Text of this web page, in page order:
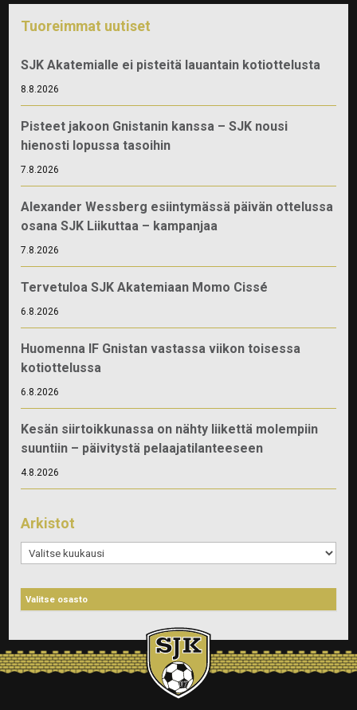
Tuoreimmat uutiset
SJK Akatemialle ei pisteitä lauantain kotiottelusta
8.8.2026
Pisteet jakoon Gnistanin kanssa – SJK nousi
hienosti lopussa tasoihin
7.8.2026
Alexander Wessberg esiintymässä päivän ottelussa
osana SJK Liikuttaa – kampanjaa
7.8.2026
Tervetuloa SJK Akatemiaan Momo Cissé
6.8.2026
Huomenna IF Gnistan vastassa viikon toisessa
kotiottelussa
6.8.2026
Kesän siirtoikkunassa on nähty liikettä molempiin
suuntiin – päivitystä pelaajatilanteeseen
4.8.2026
Arkistot
Arkistot